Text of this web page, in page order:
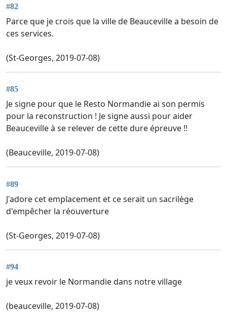
#82
Parce que je crois que la ville de Beauceville a besoin de
ces services.
(St-Georges, 2019-07-08)
#85
Je signe pour que le Resto Normandie ai son permis
pour la reconstruction ! Je signe aussi pour aider
Beauceville à se relever de cette dure épreuve !!
(Beauceville, 2019-07-08)
#89
J'adore cet emplacement et ce serait un sacrilège
d'empêcher la réouverture
(St-Georges, 2019-07-08)
#94
je veux revoir le Normandie dans notre village
(beauceville, 2019-07-08)